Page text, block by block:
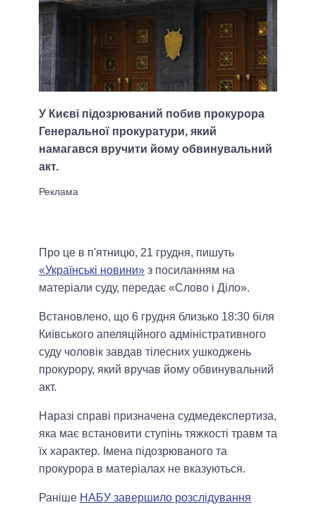
У Києві підозрюваний побив прокурора
Генеральної прокуратури, який
намагався вручити йому обвинувальний
акт.
Про це в п'ятницю, 21 грудня, пишуть
«Українські новини» з посиланням на
матеріали суду, передає «Слово і Діло».
Встановлено, що 6 грудня близько 18:30 біля
Київського апеляційного адміністративного
суду чоловік завдав тілесних ушкоджень
прокурору, який вручав йому обвинувальний
акт.
Наразі справі призначена судмедекспертиза,
яка має встановити ступінь тяжкості травм та
їх характер. Імена підозрюваного та
прокурора в матеріалах не вказуються.
Раніше НАБУ завершило розслідування